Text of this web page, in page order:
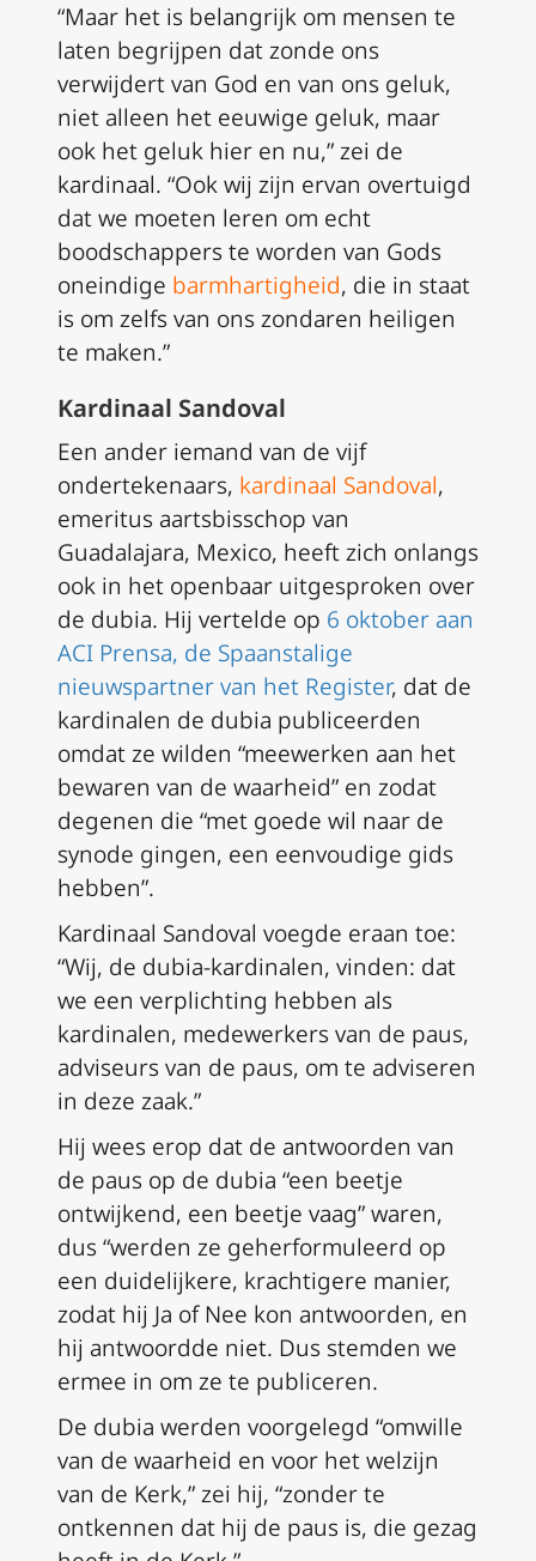
“Maar het is belangrijk om mensen te
laten begrijpen dat zonde ons
verwijdert van God en van ons geluk,
niet alleen het eeuwige geluk, maar
ook het geluk hier en nu,” zei de
kardinaal. “Ook wij zijn ervan overtuigd
dat we moeten leren om echt
boodschappers te worden van Gods
oneindige barmhartigheid, die in staat
is om zelfs van ons zondaren heiligen
te maken.”
Kardinaal Sandoval
Een ander iemand van de vijf
ondertekenaars, kardinaal Sandoval,
emeritus aartsbisschop van
Guadalajara, Mexico, heeft zich onlangs
ook in het openbaar uitgesproken over
de dubia. Hij vertelde op 6 oktober aan
ACI Prensa, de Spaanstalige
nieuwspartner van het Register, dat de
kardinalen de dubia publiceerden
omdat ze wilden “meewerken aan het
bewaren van de waarheid” en zodat
degenen die “met goede wil naar de
synode gingen, een eenvoudige gids
hebben”.
Kardinaal Sandoval voegde eraan toe:
“Wij, de dubia-kardinalen, vinden: dat
we een verplichting hebben als
kardinalen, medewerkers van de paus,
adviseurs van de paus, om te adviseren
in deze zaak.”
Hij wees erop dat de antwoorden van
de paus op de dubia “een beetje
ontwijkend, een beetje vaag” waren,
dus “werden ze geherformuleerd op
een duidelijkere, krachtigere manier,
zodat hij Ja of Nee kon antwoorden, en
hij antwoordde niet. Dus stemden we
ermee in om ze te publiceren.
De dubia werden voorgelegd “omwille
van de waarheid en voor het welzijn
van de Kerk,” zei hij, “zonder te
ontkennen dat hij de paus is, die gezag